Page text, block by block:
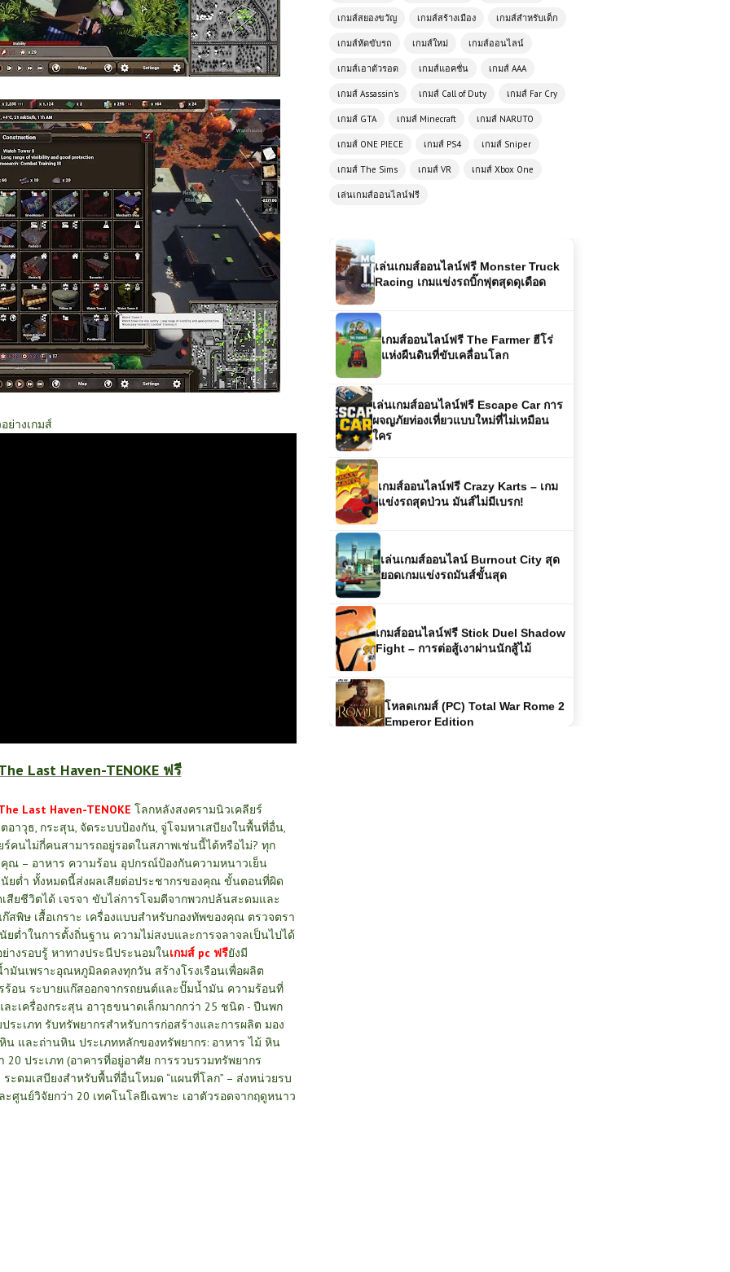
ย่างเกมส์
Last Haven-TENOKE ฟรี
Last Haven-TENOKE โลกหลังสงครามนิวเคลียร์
อาวุธ, กระสุน, จัดระบบป้องกัน, จู่โจมหาเสบียงในพื้นที่อื่น,
คนไม่กี่คนสามารถอยู่รอดในสภาพเช่นนี้ได้หรือไม่? ทุก
– อาหาร ความร้อน อุปกรณ์ป้องกันความหนาวเย็น
ยต่ำ ทั้งหมดนี้ส่งผลเสียต่อประชากรของคุณ ขั้นตอนที่ผิด
ยชีวิตได้ เจรจา ขับไล่การโจมตีจากพวกปล้นสะดมและ
สพิษ เสื้อเกราะ เครื่องแบบสำหรับกองทัพของคุณ ตรวจตรา
ต่ำในการตั้งถิ่นฐาน ความไม่สงบและการจลาจลเป็นไปได้
างรอบรู้ หาทางประนีประนอมในเกมส์ pc ฟรียังมี
นเพราะอุณหภูมิลดลงทุกวัน สร้างโรงเรือนเพื่อผลิต
ร้อน ระบายแก๊สออกจากรถยนต์และปั๊มน้ำมัน ความร้อนที่
ะเครื่องกระสุน อาวุธขนาดเล็กมากกว่า 25 ชนิด - ปืนพก
ะเภท รับทรัพยากรสำหรับการก่อสร้างและการผลิต มอง
และถ่านหิน ประเภทหลักของทรัพยากร: อาหาร ไม้ หิน
ประเภท (อาคารที่อยู่อาศัย การรวบรวมทรัพยากร
ระดมเสบียงสำหรับพื้นที่อื่นโหมด “แผนที่โลก” – ส่งหน่วยรบ
ศูนย์วิจัยกว่า 20 เทคโนโลยีเฉพาะ เอาตัวรอดจากฤดูหนาว
เกมส์สยองขวัญ เกมส์สร้างเมือง เกมส์สำหรับเด็ก
เกมส์หัดขับรถ เกมส์ใหม่ เกมส์ออนไลน์
เกมส์เอาตัวรอด เกมส์แอคชั่น เกมส์ AAA
เกมส์ Assassin's เกมส์ Call of Duty เกมส์ Far Cry
เกมส์ GTA เกมส์ Minecraft เกมส์ NARUTO
เกมส์ ONE PIECE เกมส์ PS4 เกมส์ Sniper
เกมส์ The Sims เกมส์ VR เกมส์ Xbox One
เล่นเกมส์ออนไลน์ฟรี
ควรพลาด
โหลดเกมส์ PUBG Mobile เอาชีวิต
มันส์
Hero Duel – ศึกนักสู้เงาที่เข้มข้นและ
เร้าใจ
เกมส์ออนไลน์ฟรี The Farmer ฮีโร่
เล่นเกมส์ออนไลน์ฟรี Escape Car การ
ผจญภัยท่องเที่ยวแบบใหม่ที่ไม่เหมือน
เกมส์ออนไลน์ฟรี Crazy Karts – เกม
เล่นเกมส์ออนไลน์ Burnout City สุด
เกมส์ออนไลน์ฟรี Stick Duel Shadow
Fight – การต่อสู้เงาผ่านนักสู้ไม้
โหลดเกมส์ (PC) Total War Rome 2
เกมส์ออนไลน์ฟรี Crazy Car Arena